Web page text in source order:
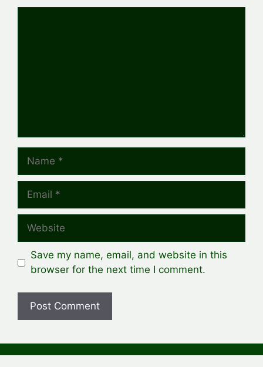
Name
Email
Website
Save my name, email, and website in this
browser for the next time I comment.